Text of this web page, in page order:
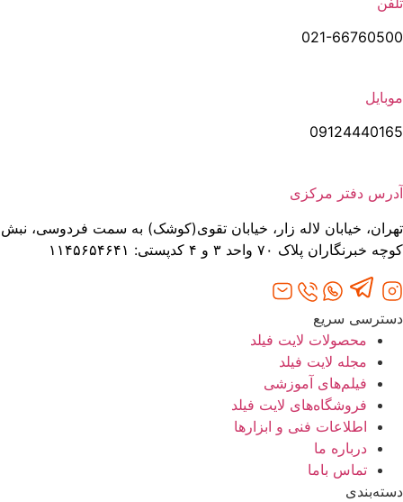
021-66760500
موبایل
09124440165
آدرس دفتر مرکزی
تهران، خیابان لاله‌ زار، خیابان تقوی(کوشک) به سمت فردوسی، نبش
کوچه خبرنگاران پلاک ۷۰ واحد ۳ و ۴ کدپستی: ۱۱۴۵۶۵۴۶۴۱
دسترسی سریع
محصولات لایت فیلد
مجله لایت فیلد
فیلم‌های آموزشی
فروشگاه‌های لایت فیلد
اطلاعات فنی و ابزارها
درباره ما
تماس باما
دسته‌بندی